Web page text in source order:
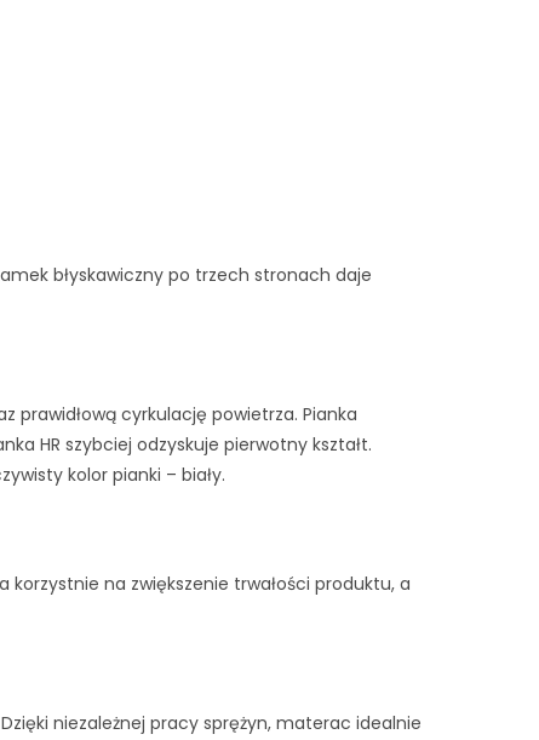
błyskawiczny po trzech stronach daje
prawidłową cyrkulację powietrza. Pianka
HR szybciej odzyskuje pierwotny kształt.
kolor pianki – biały.
na zwiększenie trwałości produktu, a
niezależnej pracy sprężyn, materac idealnie